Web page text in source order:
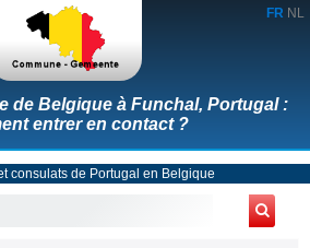
FR NL
de Belgique à Funchal, Portugal :
entrer en contact ?
consulats de Portugal en Belgique